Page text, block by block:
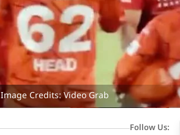
Image Credits: Video Grab
Follow Us: